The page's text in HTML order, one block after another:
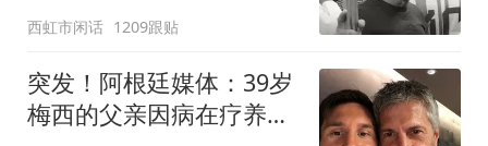
西虹市闲话 1209跟贴
突发！阿根廷媒体：39岁
梅西的父亲因病在疗养院